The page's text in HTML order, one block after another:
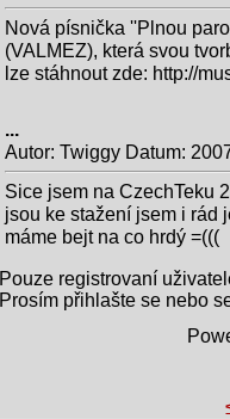
Nová písnička ''Plnou
(VALMEZ), která svou
lze stáhnout zde: http://
Autor: Twiggy Datum:
Sice jsem na CzechTeku
jsou ke stažení jsem i rád
máme bejt na co hrdý =(((
Pouze registrovaní
Prosím přihlašte se nebo